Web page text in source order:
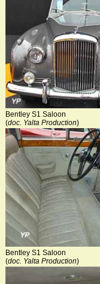
Bentley S1 Saloon
(doc. Yalta Production)
Bentley S1 Saloon
(doc. Yalta Production)